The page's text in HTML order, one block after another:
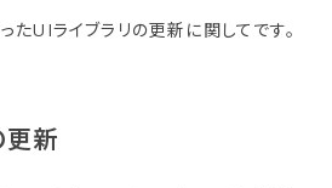
UIライブラリの更新に関してです。
更新